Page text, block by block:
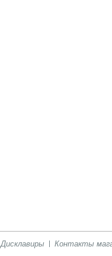
Дисклавиры
Контакты